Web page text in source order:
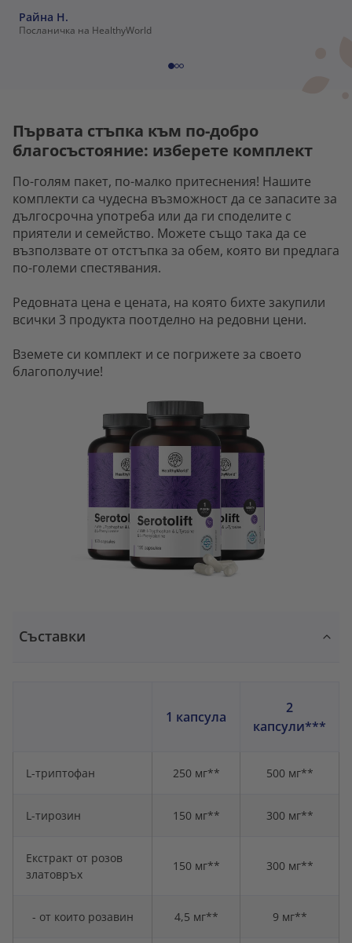
Райна H.
Посланичка на HealthyWorld
Първата стъпка към по-добро
благосъстояние: изберете комплект
По-голям пакет, по-малко притеснения! Нашите
комплекти са чудесна възможност да се запасите за
дългосрочна употреба или да ги споделите с
приятели и семейство. Можете също така да се
възползвате от отстъпка за обем, която ви предлага
по-големи спестявания.
Редовната цена е цената, на която бихте закупили
всички 3 продукта поотделно на редовни цени.
Вземете си комплект и се погрижете за своето
благополучие!
Съставки
1 капсула
2
капсули***
L-триптофан 250 мг** 500 мг**
L-тирозин 150 мг** 300 мг**
Екстракт от розов
златовръх
150 мг** 300 мг**
- от които розавин 4,5 мг** 9 мг**